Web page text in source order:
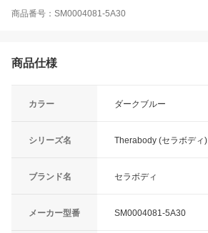
商品番号：SM0004081-5A30
商品仕様
カラー ダークブルー
シリーズ名 Therabody (セラボディ)
ブランド名 セラボディ
メーカー型番 SM0004081-5A30